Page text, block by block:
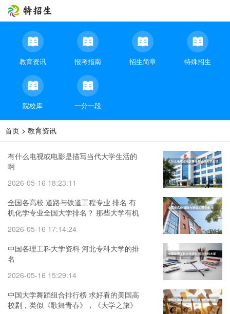
教育资讯 报考指南 招生简章 特殊招生
院校库 一分一段
首页 > 教育资讯
有什么电视或电影是描写当代大学生活的
啊
2026-05-16 18:23:11
全国各高校 道路与铁道工程专业 排名 有
机化学专业全国大学排名？ 那些大学有机
2026-05-16 17:14:24
中国各理工科大学资料 河北专科大学的排
名
2026-05-16 15:29:14
中国大学舞蹈组合排行榜 求好看的美国高
校剧，类似《歌舞青春》，《大学之旅》